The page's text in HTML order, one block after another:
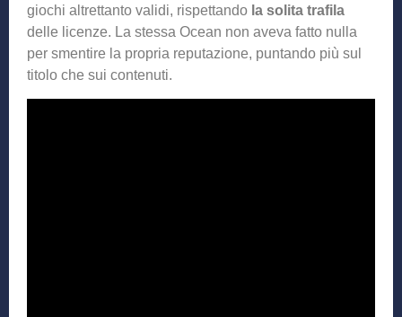
giochi altrettanto validi, rispettando la solita trafila
delle licenze. La stessa Ocean non aveva fatto nulla
per smentire la propria reputazione, puntando più sul
titolo che sui contenuti.